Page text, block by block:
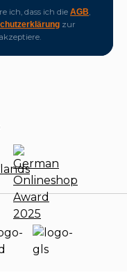
ich, dass ich die AGB
zur